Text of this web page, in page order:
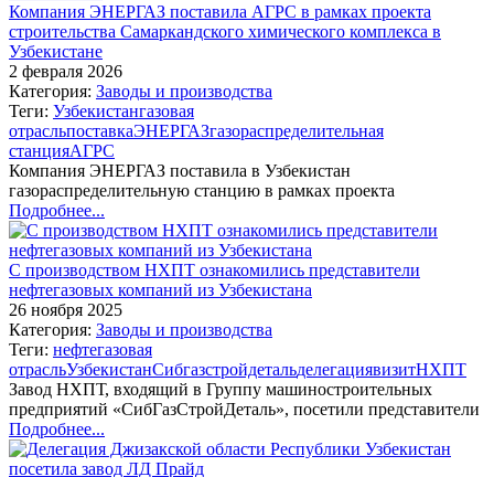
Компания ЭНЕРГАЗ поставила АГРС в рамках проекта
строительства Самаркандского химического комплекса в
Узбекистане
2 февраля 2026
Категория: Заводы и производства
Теги: Узбекистангазовая
отрасльпоставкаЭНЕРГАЗгазораспределительная
станцияАГРС
Компания ЭНЕРГАЗ поставила в Узбекистан
газораспределительную станцию в рамках проекта
Подробнее...
С производством НХПТ ознакомились представители
нефтегазовых компаний из Узбекистана
26 ноября 2025
Категория: Заводы и производства
Теги: нефтегазовая
отрасльУзбекистанСибгазстройдетальделегациявизитНХПТ
Завод НХПТ, входящий в Группу машиностроительных
предприятий «СибГазСтройДеталь», посетили представители
Подробнее...